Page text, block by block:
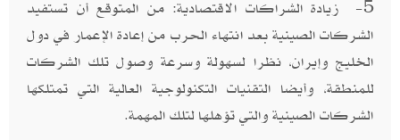
5- زيادة الشراكات الاقتصادية: من المتوقع أن تستفيد
الشركات الصينية بعد انتهاء الحرب من إعادة الإعمار في دول
الخليج وإيران، نظرا لسهولة وسرعة وصول تلك الشركات
للمنطقة، وأيضا التقنيات التكنولوجية العالية التي تمتلكها
الشركات الصينية والتي تؤهلها لتلك المهمة.